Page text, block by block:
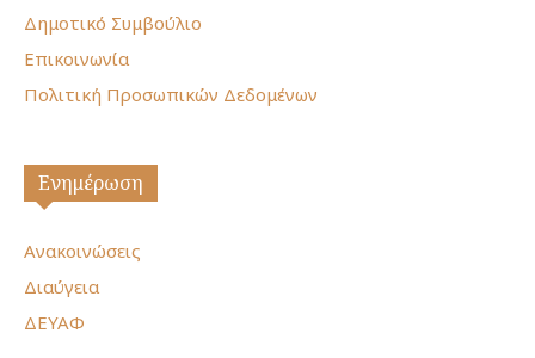
Δημοτικό Συμβούλιο
Επικοινωνία
Πολιτική Προσωπικών Δεδομένων
Ενημέρωση
Ανακοινώσεις
Διαύγεια
ΔΕΥΑΦ